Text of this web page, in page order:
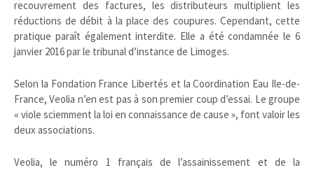
recouvrement des factures, les distributeurs multiplient les
réductions de débit à la place des coupures. Cependant, cette
pratique paraît également interdite. Elle a été condamnée le 6
janvier 2016 par le tribunal d’instance de Limoges.
Selon la Fondation France Libertés et la Coordination Eau Ile-de-
France, Veolia n’en est pas à son premier coup d’essai. Le groupe
« viole sciemment la loi en connaissance de cause », font valoir les
deux associations.
Veolia, le numéro 1 français de l’assainissement et de la